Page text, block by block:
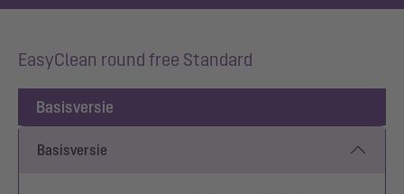
EasyClean round free Standard
Basisversie
Basisversie